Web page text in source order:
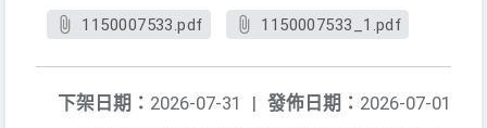
1150007533.pdf 1150007533_1.pdf
發佈日期： 2026-07-01
下架日期： 2026-07-31
|